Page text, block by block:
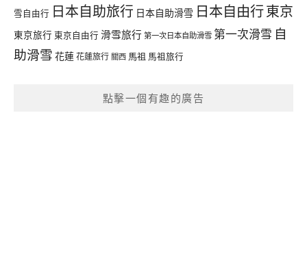
雪自由行 日本自助旅行 日本自助滑雪 日本自由行東京
東京旅行 東京自由行 滑雪旅行 第一次日本自助滑雪 第一次滑雪 自
助滑雪 花蓮花蓮旅行 關西 馬祖 馬祖旅行
點擊一個有趣的廣告